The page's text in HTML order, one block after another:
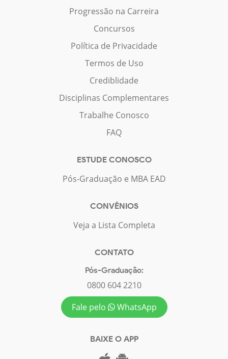
Progressão na Carreira
Concursos
Política de Privacidade
Termos de Uso
Crediblidade
Disciplinas Complementares
Trabalhe Conosco
FAQ
ESTUDE CONOSCO
Pós-Graduação e MBA EAD
CONVÊNIOS
Veja a Lista Completa
CONTATO
Pós-Graduação:
0800 604 2210
Fale pelo
WhatsApp
BAIXE O APP